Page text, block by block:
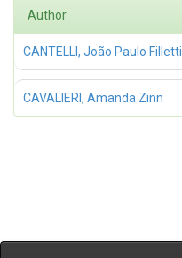
Author
CANTELLI, João Paulo Filletti
CAVALIERI, Amanda Zinn